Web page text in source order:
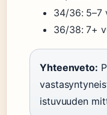
34/36: 5–7
36/38: 7+
Yhteenveto:
istuvuuden